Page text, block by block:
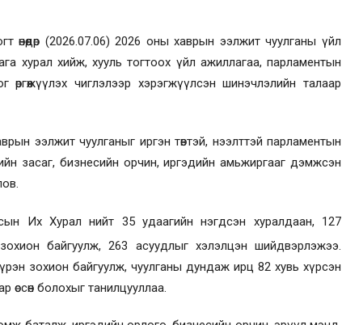
(2026.07.06) 2026 оны хаврын ээлжит чуулганы үйл
хурал хийж, хууль тогтоох үйл ажиллагаа, парламентын
чиглэлээр хэрэгжүүлсэн шинэчлэлийн талаар
ээлжит чуулганыг иргэн төвтэй, нээлттэй парламентын
засаг, бизнесийн орчин, иргэдийн амьжиргааг дэмжсэн
Их Хурал нийт 35 удаагийн нэгдсэн хуралдаан, 127
байгуулж, 263 асуудлыг хэлэлцэн шийдвэрлэжээ.
зохион байгуулж, чуулганы дундаж ирц 82 хувь хүрсэн
өссөн болохыг танилцууллаа.